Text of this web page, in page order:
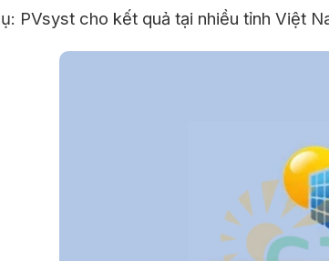
PVsyst cho kết quả tại nhiều tỉnh Việt